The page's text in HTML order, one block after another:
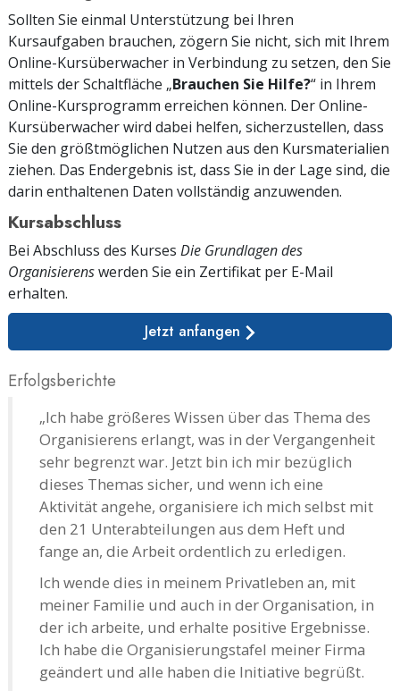
Sollten Sie einmal Unterstützung bei Ihren
Kursaufgaben brauchen, zögern Sie nicht, sich mit Ihrem
Online-Kursüberwacher in Verbindung zu setzen, den Sie
mittels der Schaltfläche „Brauchen Sie Hilfe?“ in Ihrem
Online-Kursprogramm erreichen können. Der Online-
Kursüberwacher wird dabei helfen, sicherzustellen, dass
Sie den größtmöglichen Nutzen aus den Kursmaterialien
ziehen. Das Endergebnis ist, dass Sie in der Lage sind, die
darin enthaltenen Daten vollständig anzuwenden.
Kursabschluss
Bei Abschluss des Kurses Die Grundlagen des
Organisierenswerden Sie ein Zertifikat per E-Mail
erhalten.
Jetzt anfangen
Erfolgsberichte
„Ich habe größeres Wissen über das Thema des
Organisierens erlangt, was in der Vergangenheit
sehr begrenzt war. Jetzt bin ich mir bezüglich
dieses Themas sicher, und wenn ich eine
Aktivität angehe, organisiere ich mich selbst mit
den 21 Unterabteilungen aus dem Heft und
fange an, die Arbeit ordentlich zu erledigen.
Ich wende dies in meinem Privatleben an, mit
meiner Familie und auch in der Organisation, in
der ich arbeite, und erhalte positive Ergebnisse.
Ich habe die Organisierungstafel meiner Firma
geändert und alle haben die Initiative begrüßt.